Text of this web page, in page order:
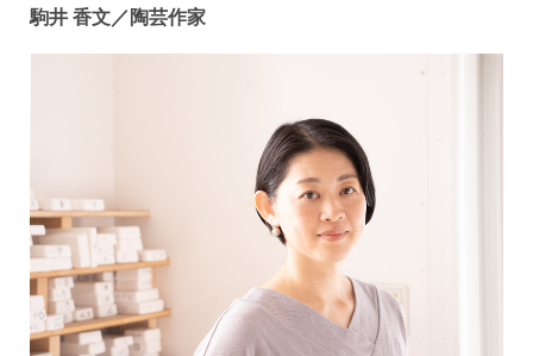
駒井 香文／陶芸作家